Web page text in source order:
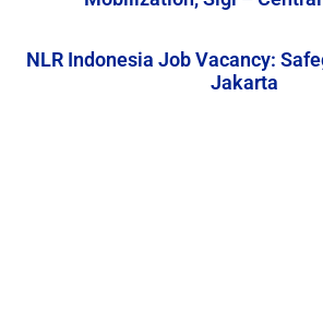
NLR Indonesia Job Vacancy:
Jakarta